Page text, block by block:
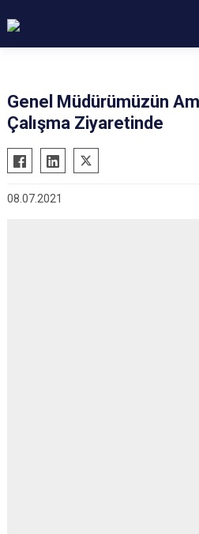
Genel Müdürümüzün
Çalışma Ziyaretinde
08.07.2021